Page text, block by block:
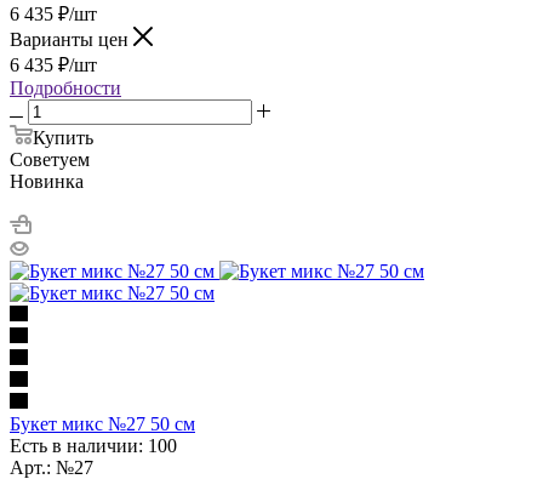
6 435 ₽/шт
Варианты цен
6 435 ₽/шт
Подробности
Купить
Советуем
Новинка
Букет микс №27 50 см
Есть в наличии: 100
Арт.: №27